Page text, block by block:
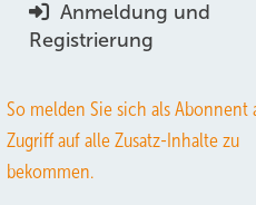
Anmeldung und
Registrierung
So melden Sie sich als Abonnent
Zugriff auf alle Zusatz-Inhalte zu
bekommen.